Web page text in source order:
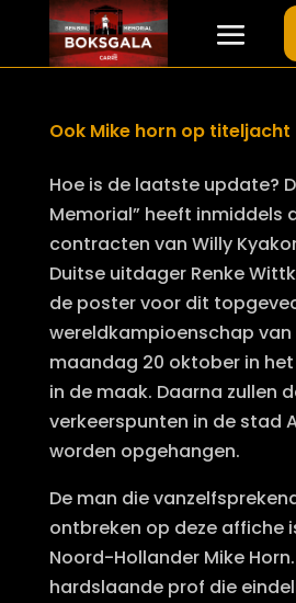
Ook Mike horn op titeljacht
Hoe is de laatste update?
Memorial” heeft inmiddels
contracten van Willy
Duitse uitdager Renke
de poster voor dit
wereldkampioenschap van
maandag 20 oktober in
in de maak. Daarna zullen
verkeerspunten in de stad
worden opgehangen.
De man die
ontbreken op deze affiche
Noord-Hollander Mike Horn.
hardslaande prof die